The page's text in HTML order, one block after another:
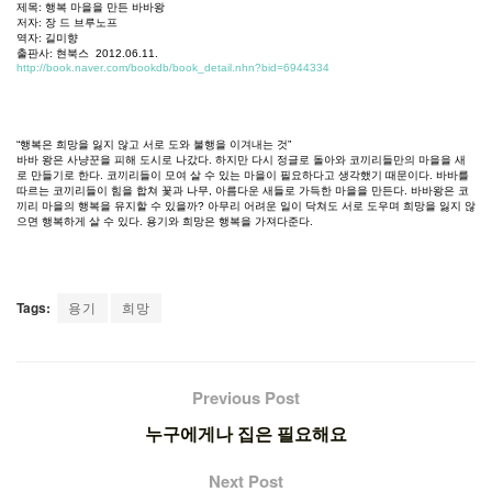
제목: 행복 마을을 만든 바바왕
저자: 장 드 브루노프
역자: 길미향
출판사: 현북스 2012.06.11.
http://book.naver.com/bookdb/book_detail.nhn?bid=6944334
“행복은 희망을 잃지 않고 서로 도와 불행을 이겨내는 것”
바바 왕은 사냥꾼을 피해 도시로 나갔다. 하지만 다시 정글로 돌아와 코끼리들만의 마을을 새
로 만들기로 한다. 코끼리들이 모여 살 수 있는 마을이 필요하다고 생각했기 때문이다. 바바를
따르는 코끼리들이 힘을 합쳐 꽃과 나무, 아름다운 새들로 가득한 마을을 만든다. 바바왕은 코
끼리 마을의 행복을 유지할 수 있을까? 아무리 어려운 일이 닥쳐도 서로 도우며 희망을 잃지 않
으면 행복하게 살 수 있다. 용기와 희망은 행복을 가져다준다.
Tags: 용기 희망
Previous Post
누구에게나 집은 필요해요
Next Post